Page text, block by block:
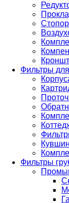
Фильтры
Фильтры